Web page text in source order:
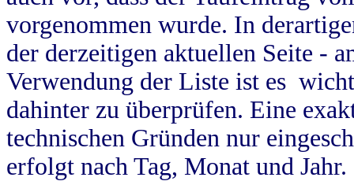
vorgenommen wurde. In
der derzeitigen aktuellen Seite -
Verwendung der Liste ist es
dahinter zu überprüfen. Eine
technischen Gründen nur
erfolgt nach Tag, Monat und Jahr.